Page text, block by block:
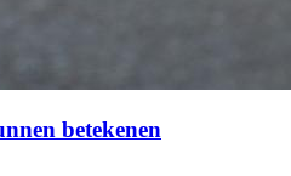
betekenen